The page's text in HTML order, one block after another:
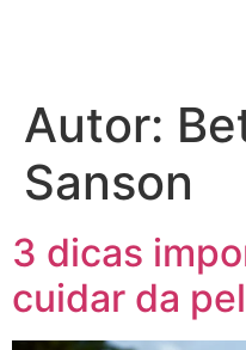
Autor:
Sanson
3 dicas
cuidar da